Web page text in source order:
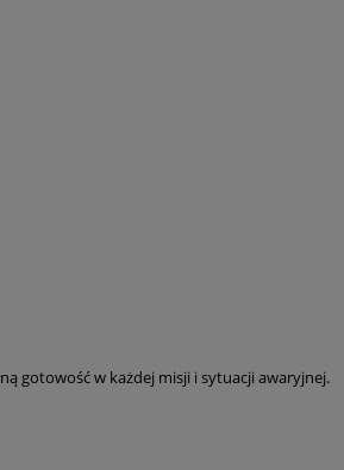
gotowość w każdej misji i sytuacji awaryjnej.